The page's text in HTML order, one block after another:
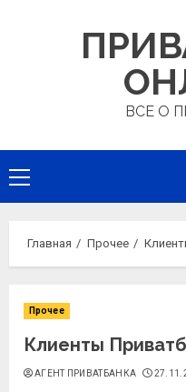
содержимому
ВСЕ О
Основное
меню
Главная Прочее
Прочее
Клиенты
АГЕНТ ПРИВАТБАНКА